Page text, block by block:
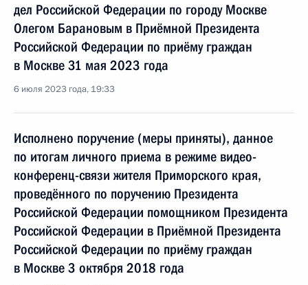
дел Российской Федерации по городу Москве
Олегом Барановым в Приёмной Президента
Российской Федерации по приёму граждан
в Москве 31 мая 2023 года
6 июля 2023 года, 19:33
Исполнено поручение (меры приняты), данное
по итогам личного приема в режиме видео-
конференц-связи жителя Приморского края,
проведённого по поручению Президента
Российской Федерации помощником Президента
Российской Федерации в Приёмной Президента
Российской Федерации по приёму граждан
в Москве 3 октября 2018 года